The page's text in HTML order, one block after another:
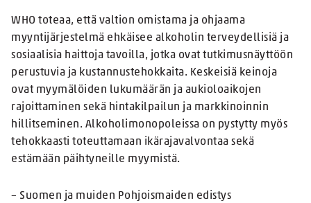
WHO toteaa, että valtion omistama ja ohjaama
myyntijärjestelmä ehkäisee alkoholin terveydellisiä ja
sosiaalisia haittoja tavoilla, jotka ovat tutkimusnäyttöön
perustuvia ja kustannustehokkaita. Keskeisiä keinoja
ovat myymälöiden lukumäärän ja aukioloaikojen
rajoittaminen sekä hintakilpailun ja markkinoinnin
hillitseminen. Alkoholimonopoleissa on pystytty myös
tehokkaasti toteuttamaan ikärajavalvontaa sekä
estämään päihtyneille myymistä.
– Suomen ja muiden Pohjoismaiden edistys